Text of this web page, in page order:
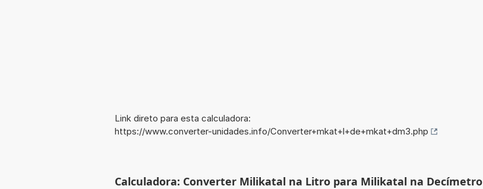
Link direto para esta calculadora:
https://www.converter-unidades.info/Converter+mkat+l+de+mkat+dm3.php
Calculadora: Converter Milikatal na Litro para Milikatal na Decímetro